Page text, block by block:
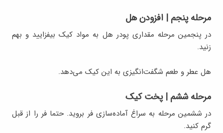
مرحله پنجم | افزودن هل
در پنجمین مرحله مقداری پودر هل به مواد کیک بیفزایید و بهم
زنید.
هل عطر و طعم شگفت‌انگیزی به این کیک می‌دهد.
مرحله ششم | پخت کیک
در ششمین مرحله به سراغ آماده‌سازی فر بروید. حتما فر را از قبل
گرم کنید.